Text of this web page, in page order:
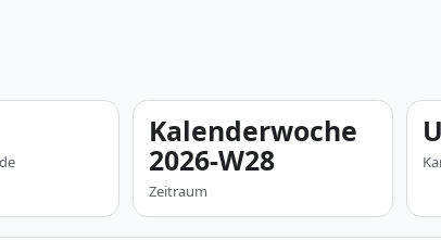
Kalenderwoche
2026-W28
Zeitraum